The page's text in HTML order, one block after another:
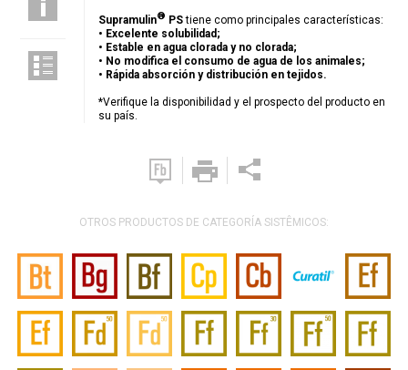
Supramulin® PStiene como principales características:
• Excelente solubilidad;
• Estable en agua clorada y no clorada;
• No modifica el consumo de agua de los animales;
• Rápida absorción y distribución en tejidos.
*Verifique la disponibilidad y el prospecto del producto en
su país.
OTROS PRODUCTOS DE CATEGORÍA SISTÊMICOS: